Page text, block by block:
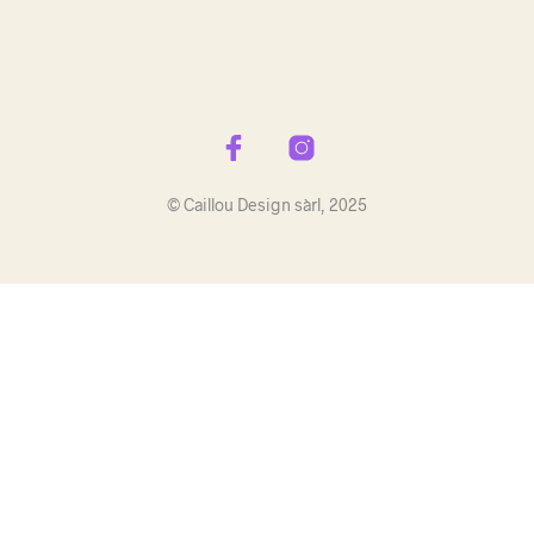
© Caillou Design sàrl, 2025